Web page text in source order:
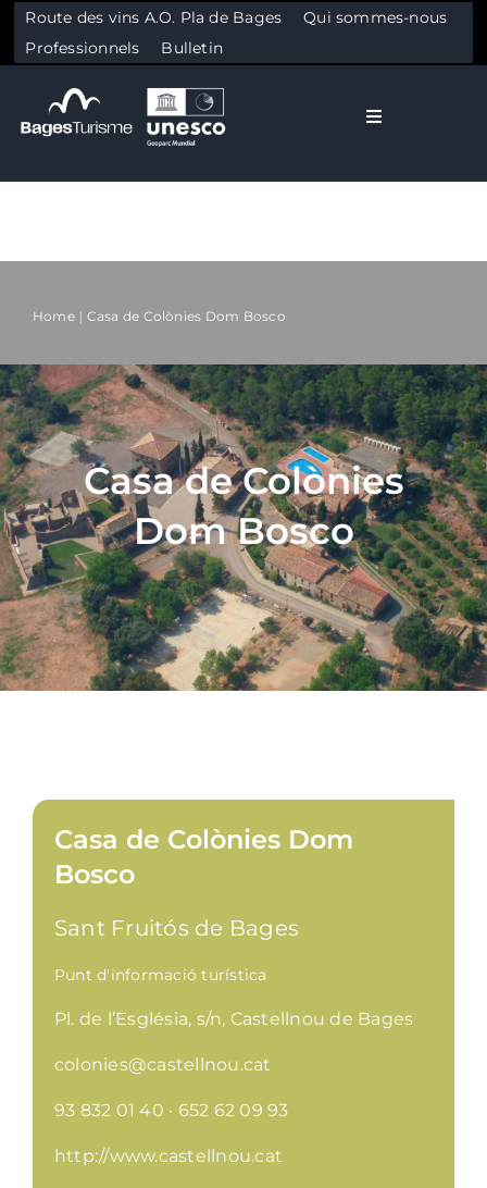
Route des vins A.O. Pla de Bages
Qui sommes-nous
Professionnels
Bulletin
Toggle
Culture
Gastronomie
Planifier votre séjour
Home Casa de Colònies Dom Bosco
Casa de Colònies
Dom Bosco
Casa de Colònies Dom
Bosco
Sant Fruitós de Bages
Punt d'informació turística
Pl. de l’Església, s/n, Castellnou de Bages
colonies@castellnou.cat
93 832 01 40 · 652 62 09 93
http://www.castellnou.cat